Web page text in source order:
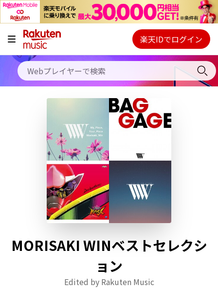
キャンペーン
料金プラン
使い方
初回30日間無料お試し
Webプレイヤー
ご契約内容の確認・変更
楽天IDでログイン
MORISAKI WINベストセレクシ
ョン
Edited by Rakuten Music